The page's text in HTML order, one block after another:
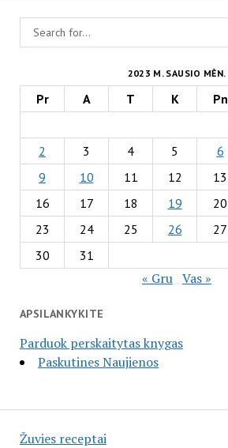
2023 M. SAUSIO MĖN.
Pr A T K Pn
2
3 4 5 6
9
10 11 12 13
16
17 18 19 20
23
24 25 26 27
30
31
« Gru Vas »
APSILANKYKITE
Parduok perskaitytas knygas
Paskutines Naujienos
Žuvies receptai